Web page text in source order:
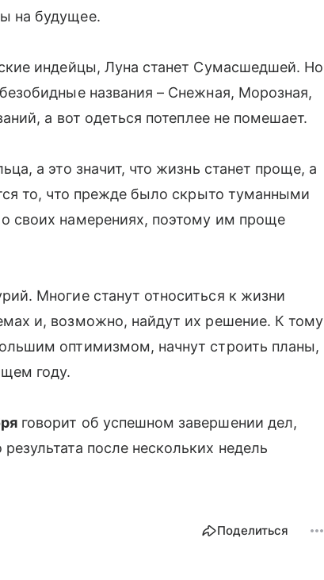
на будущее.
индейцы, Луна станет Сумасшедшей. Но
названия – Снежная, Морозная,
а вот одеться потеплее не помешает.
а это значит, что жизнь станет проще, а
то, что прежде было скрыто туманными
своих намерениях, поэтому им проще
Многие станут относиться к жизни
и, возможно, найдут их решение. К тому
оптимизмом, начнут строить планы,
году.
говорит об успешном завершении дел,
после нескольких недель
Поделиться